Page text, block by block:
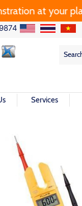
your plant.
Search
Search
Services